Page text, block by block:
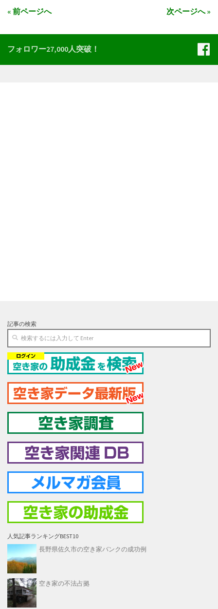
« 前ページへ 次ページへ »
フォロワー27,000人突破！
記事の検索
人気記事ランキングBEST10
長野県佐久市の空き家バンクの成功例
空き家の不法占拠